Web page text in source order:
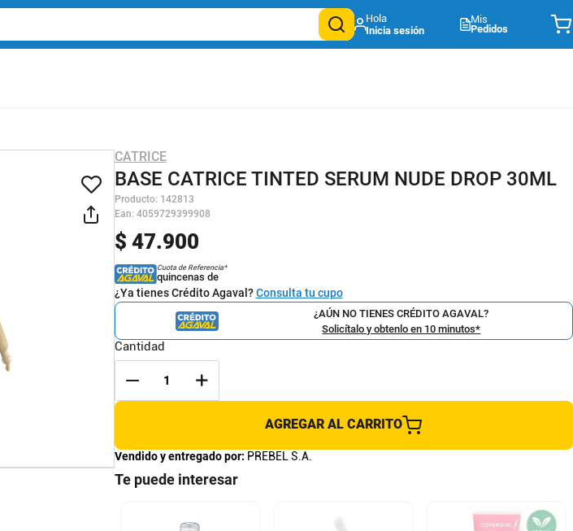
Mis
Pedidos
CATRICE
BASE CATRICE TINTED SERUM NUDE DROP 30ML
Producto: 142813
Ean: 4059729399908
$ 47.900
Cuota de Referencia*
quincenas de
¿Ya tienes Crédito Agaval?Consulta tu cupo
¿AÚN NO TIENES CRÉDITO AGAVAL?
Solicítalo y obtenlo en 10 minutos*
Cantidad
AGREGAR AL CARRITO
Vendido y entregado por: PREBEL S.A.
Te puede interesar